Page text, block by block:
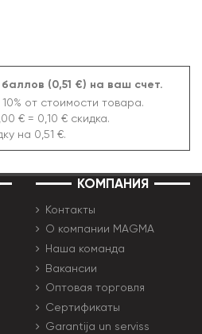
(0,51 €) на ваш счет.
от стоимости товара.
€ = 0,10 € скидка.
на 0,51 €.
КОМПАНИЯ
Контакты
О компании MAGMA
Наша команда
Вакансии
Оптовая торговля
Сертификаты
Garantija un serviss